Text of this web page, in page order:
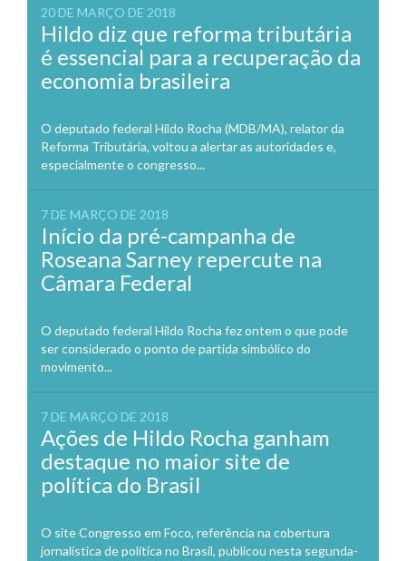
20 DE MARÇO DE 2018
Hildo diz que reforma tributária
é essencial para a recuperação da
economia brasileira
O deputado federal Hildo Rocha (MDB/MA), relator da
Reforma Tributária, voltou a alertar as autoridades e,
especialmente o congresso...
7 DE MARÇO DE 2018
Início da pré-campanha de
Roseana Sarney repercute na
Câmara Federal
O deputado federal Hildo Rocha fez ontem o que pode
ser considerado o ponto de partida simbólico do
movimento...
7 DE MARÇO DE 2018
Ações de Hildo Rocha ganham
destaque no maior site de
política do Brasil
O site Congresso em Foco, referência na cobertura
jornalística de política no Brasil, publicou nesta segunda-